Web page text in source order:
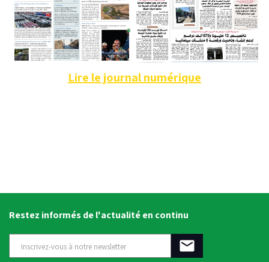
Lire le journal numérique
Restez informés de l'actualité en continu